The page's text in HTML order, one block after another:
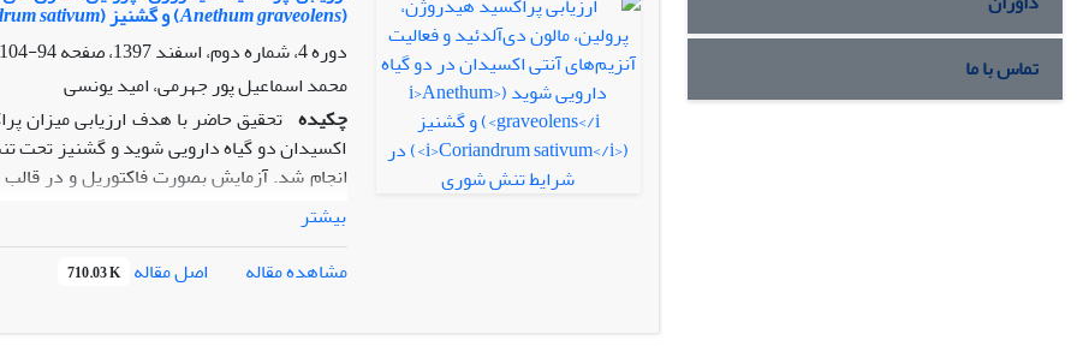
و میزان نشت یونی در شرایط تنش گردید.
تنش شوری موجب افزایش فعالیت آنزیم­ های
از اندام هوایی بود. شدت فعالیت آنزیم
مؤثری در ارتقاء رشد و فعالیت آنزیم‌های
گیاهان میکوریزایی و غیرمیکوریزایی تفاوت
(
Anethum graveolens) و گشنیز (sativum
دوره 4، شماره دوم، اسفند 1397، صفحه
94-104
محمد اسماعیل پور جهرمی، امید یونسی
چکیده تحقیق حاضر با هدف ارزیابی میزان
اکسیدان دو گیاه دارویی شوید و گشنیز تحت
انجام شد. آزمایش بصورت فاکتوریل و در
و گشنیز بود. صفات مورد ارزیابی شامل غلظت
اکسیدان سوپراکسید دیسمیوتاز، کاتالاز و
تنش شوری بر میزان پراکسید هیدروژن،
بیشتر
مشاهده مقاله
اصل مقاله 710.03 K
تماس با ما